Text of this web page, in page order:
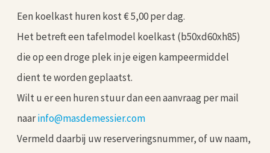
Een koelkast huren kost € 5,00 per dag.
Het betreft een tafelmodel koelkast (b50xd60xh85)
die op een droge plek in je eigen kampeermiddel
dient te worden geplaatst.
Wilt u er een huren stuur dan een aanvraag per mail
naarinfo@masdemessier.com
Vermeld daarbij uw reserveringsnummer, of uw naam,